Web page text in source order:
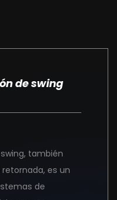
de swing
también
es un
de